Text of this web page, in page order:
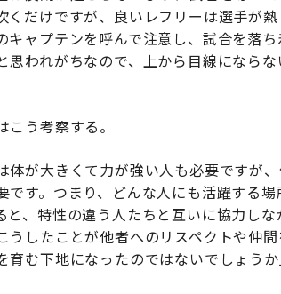
くだけですが、良いレフリーは選手が
キャプテンを呼んで注意し、試合を落
思われがちなので、上から目線になら
う考察する。
体が大きくて力が強い人も必要ですが
です。つまり、どんな人にも活躍する
と、特性の違う人たちと互いに協力し
うしたことが他者へのリスペクトや仲
む下地になったのではないでしょうか